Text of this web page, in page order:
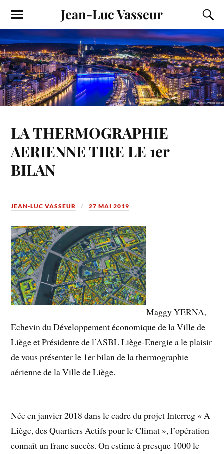
Jean-Luc Vasseur
LA THERMOGRAPHIE
AERIENNE TIRE LE 1er
BILAN
JEAN-LUC VASSEUR 27 MAI 2019
Maggy YERNA,
Echevin du Développement économique de la Ville de
Liège et Présidente de l’ASBL Liège-Energie a le plaisir
de vous présenter le 1er bilan de la thermographie
aérienne de la Ville de Liège.
Née en janvier 2018 dans le cadre du projet Interreg « A
Liège, des Quartiers Actifs pour le Climat », l’opération
connaît un franc succès. On estime à presque 1000 le